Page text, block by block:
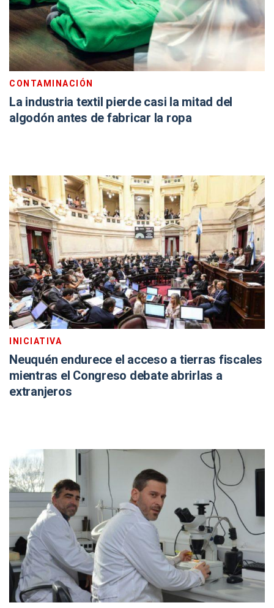
CONTAMINACIÓN
La industria textil pierde casi la mitad del
algodón antes de fabricar la ropa
INICIATIVA
Neuquén endurece el acceso a tierras fiscales
mientras el Congreso debate abrirlas a
extranjeros